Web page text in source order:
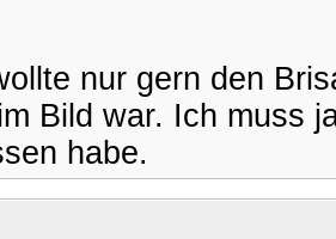
nur gern den
Bild war. Ich muss
habe.